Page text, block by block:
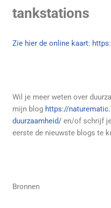
tankstations
Zie hier de online kaart:
Wil je meer weten over
mijn blog https://
duurzaamheid/ en/of schrijf
eerste de nieuwste blogs te
Bronnen